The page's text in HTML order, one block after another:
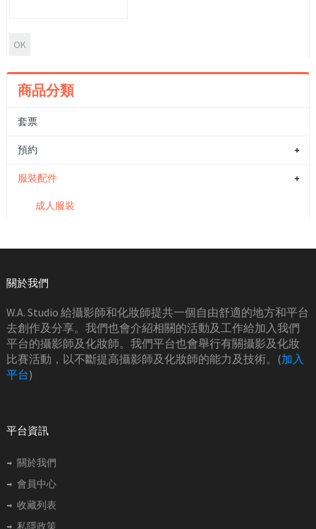
商品分類
套票
預約
服裝配件
成人服裝
關於我們
W.A. Studio 給攝影師和化妝師提共一個自由舒適的地方和平台
去創作及分享。我們也會介紹相關的活動及工作給加入我們
平台的攝影師及化妝師。我們平台也會舉行有關攝影及化妝
比賽活動，以不斷提高攝影師及化妝師的能力及技術。(加入
平台)
平台資訊
關於我們
會員中心
收藏列表
私隱政策